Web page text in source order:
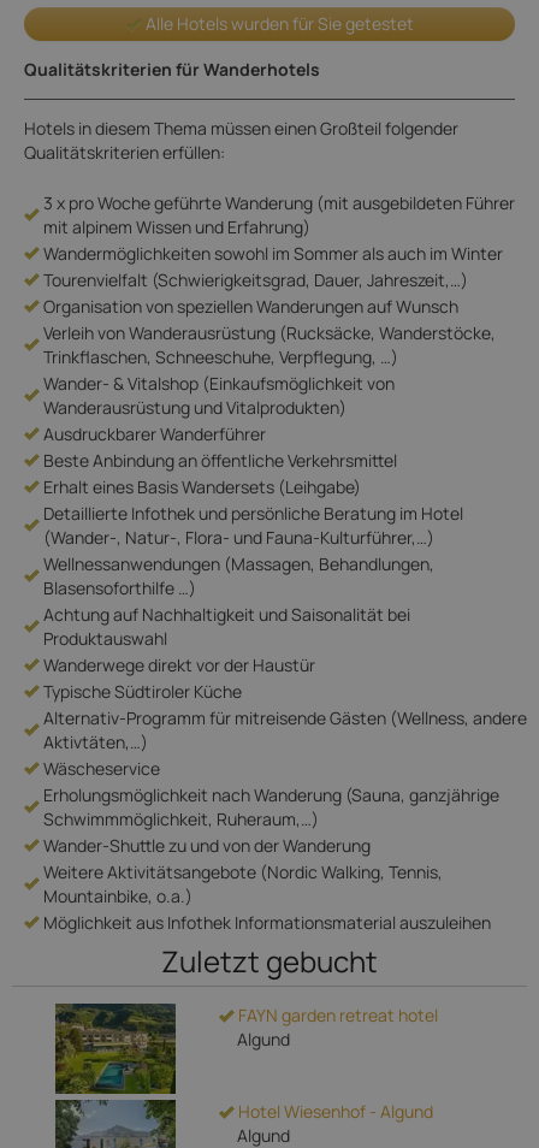
Alle Hotels wurden für Sie getestet
Qualitätskriterien für Wanderhotels
Hotels in diesem Thema müssen einen Großteil folgender
Qualitätskriterien erfüllen:
3 x pro Woche geführte Wanderung (mit ausgebildeten Führer
mit alpinem Wissen und Erfahrung)
Wandermöglichkeiten sowohl im Sommer als auch im Winter
Tourenvielfalt (Schwierigkeitsgrad, Dauer, Jahreszeit,…)
Organisation von speziellen Wanderungen auf Wunsch
Verleih von Wanderausrüstung (Rucksäcke, Wanderstöcke,
Trinkflaschen, Schneeschuhe, Verpflegung, …)
Wander- & Vitalshop (Einkaufsmöglichkeit von
Wanderausrüstung und Vitalprodukten)
Ausdruckbarer Wanderführer
Beste Anbindung an öffentliche Verkehrsmittel
Erhalt eines Basis Wandersets (Leihgabe)
Detaillierte Infothek und persönliche Beratung im Hotel
(Wander-, Natur-, Flora- und Fauna-Kulturführer,…)
Wellnessanwendungen (Massagen, Behandlungen,
Blasensoforthilfe …)
Achtung auf Nachhaltigkeit und Saisonalität bei
Produktauswahl
Wanderwege direkt vor der Haustür
Typische Südtiroler Küche
Alternativ-Programm für mitreisende Gästen (Wellness, andere
Aktivtäten,…)
Wäscheservice
Erholungsmöglichkeit nach Wanderung (Sauna, ganzjährige
Schwimmmöglichkeit, Ruheraum,…)
Wander-Shuttle zu und von der Wanderung
Weitere Aktivitätsangebote (Nordic Walking, Tennis,
Mountainbike, o.a.)
Möglichkeit aus Infothek Informationsmaterial auszuleihen
Zuletzt gebucht
FAYN garden retreat hotel
Algund
Hotel Wiesenhof - Algund
Algund